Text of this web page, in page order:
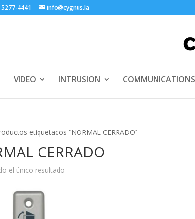
4441 info@cygnus.la
VIDEO INTRUSION COMMUNICATIONS
etiquetados “NORMAL CERRADO”
CERRADO
el único resultado